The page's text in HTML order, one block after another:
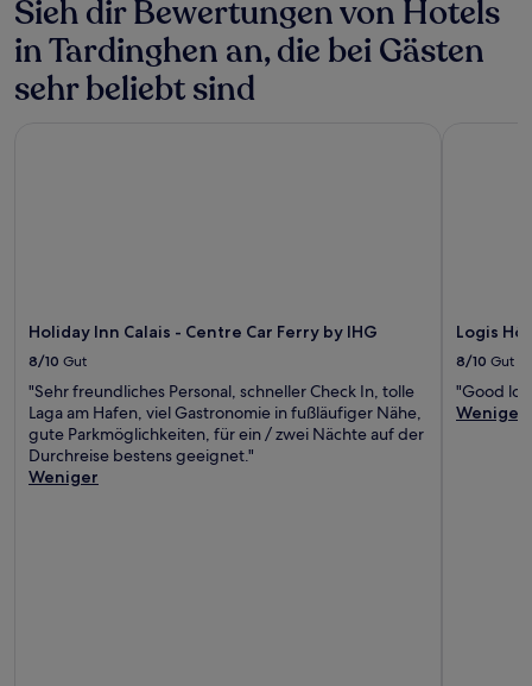
Sieh dir Bewertungen von Hotels
in Tardinghen an, die bei Gästen
sehr beliebt sind
Holiday Inn Calais - Centre Car Ferry by IHG
8/10 Gut
"Sehr freundliches Personal, schneller Check In, tolle
Laga am Hafen, viel Gastronomie in fußläufiger Nähe,
gute Parkmöglichkeiten, für ein / zwei Nächte auf der
Durchreise bestens geeignet."
Weniger
Logis
8/10 Gut
"Good
Weniger